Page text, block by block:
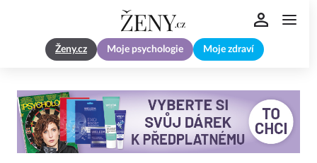
Ženy.cz Moje psychologie Moje zdraví